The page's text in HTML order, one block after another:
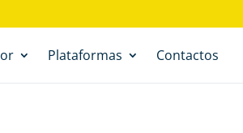
Plataformas Contactos